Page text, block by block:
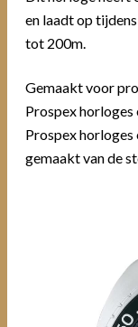
en laadt op
tot 200m.
Gemaakt voor
Prospex horloges
Prospex
gemaakt van de